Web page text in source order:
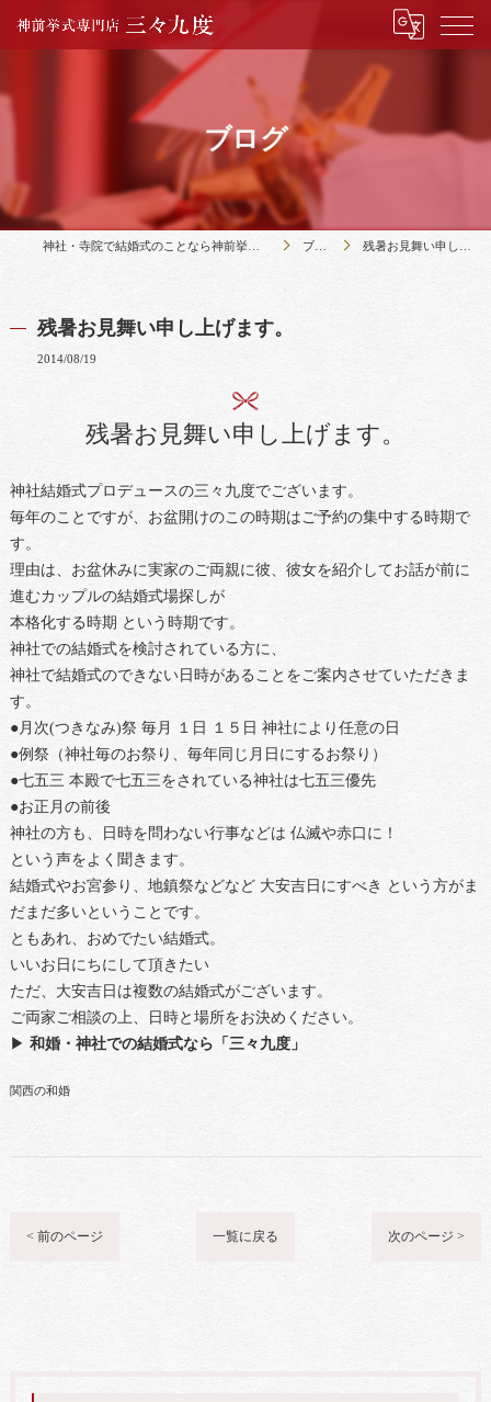
ブログ
神社・寺院で結婚式のことなら神前挙式専門店三々九度 ブログ 残暑お見舞い申し上げます。
残暑お見舞い申し上げます。
2014/08/19
残暑お見舞い申し上げます。
神社結婚式プロデュースの三々九度でございます。
毎年のことですが、お盆開けのこの時期はご予約の集中する時期で
す。
理由は、お盆休みに実家のご両親に彼、彼女を紹介してお話が前に
進むカップルの結婚式場探しが
本格化する時期 という時期です。
神社での結婚式を検討されている方に、
神社で結婚式のできない日時があることをご案内させていただきま
す。
●月次(つきなみ)祭 毎月 １日 １５日 神社により任意の日
●例祭（神社毎のお祭り、毎年同じ月日にするお祭り）
●七五三 本殿で七五三をされている神社は七五三優先
●お正月の前後
神社の方も、日時を問わない行事などは 仏滅や赤口に！
という声をよく聞きます。
結婚式やお宮参り、地鎮祭などなど 大安吉日にすべき という方がま
だまだ多いということです。
ともあれ、おめでたい結婚式。
いいお日にちにして頂きたい
ただ、大安吉日は複数の結婚式がございます。
ご両家ご相談の上、日時と場所をお決めください。
▶ 和婚・神社での結婚式なら「三々九度」
関西の和婚
< 前のページ 一覧に戻る 次のページ >